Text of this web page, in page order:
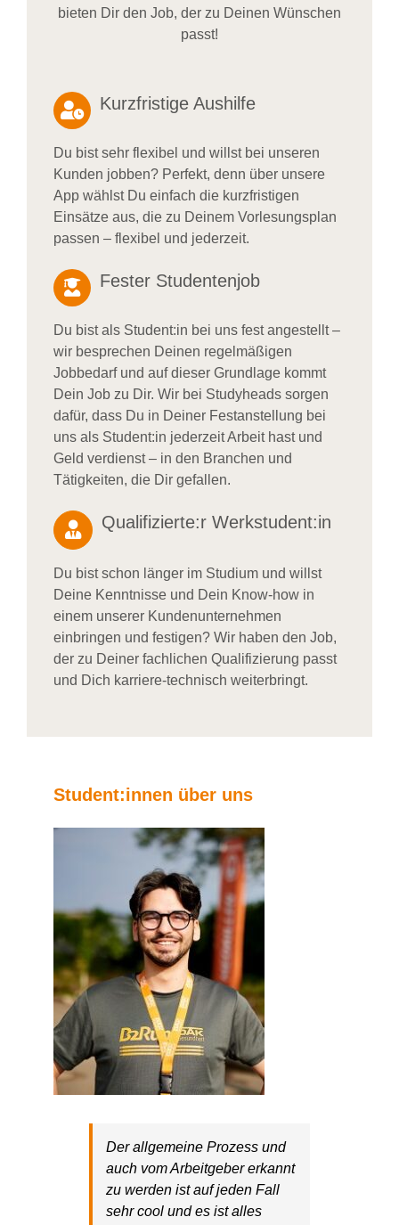
bieten Dir den Job, der zu Deinen Wünschen
passt!
Kurzfristige Aushilfe
Du bist sehr flexibel und willst bei unseren
Kunden jobben? Perfekt, denn über unsere
App wählst Du einfach die kurzfristigen
Einsätze aus, die zu Deinem Vorlesungsplan
passen – flexibel und jederzeit.
Fester Studentenjob
Du bist als Student:in bei uns fest angestellt –
wir besprechen Deinen regelmäßigen
Jobbedarf und auf dieser Grundlage kommt
Dein Job zu Dir. Wir bei Studyheads sorgen
dafür, dass Du in Deiner Festanstellung bei
uns als Student:in jederzeit Arbeit hast und
Geld verdienst – in den Branchen und
Tätigkeiten, die Dir gefallen.
Qualifizierte:r Werkstudent:in
Du bist schon länger im Studium und willst
Deine Kenntnisse und Dein Know-how in
einem unserer Kundenunternehmen
einbringen und festigen? Wir haben den Job,
der zu Deiner fachlichen Qualifizierung passt
und Dich karriere-technisch weiterbringt.
Student:innen über uns
Der allgemeine Prozess und
auch vom Arbeitgeber erkannt
zu werden ist auf jeden Fall
sehr cool und es ist alles